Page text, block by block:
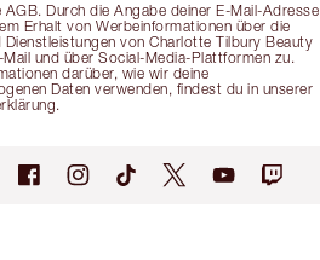
AGB. Durch die Angabe deiner E-Mail-Adresse
Erhalt von Werbeinformationen über die
von Charlotte Tilbury Beauty
und über Social-Media-Plattformen zu.
darüber, wie wir deine
Daten verwenden, findest du in unserer